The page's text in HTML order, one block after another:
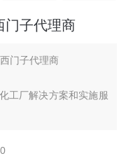
门子代理商
门子代理商
工厂解决方案和实施服
产品及高、中、低压、